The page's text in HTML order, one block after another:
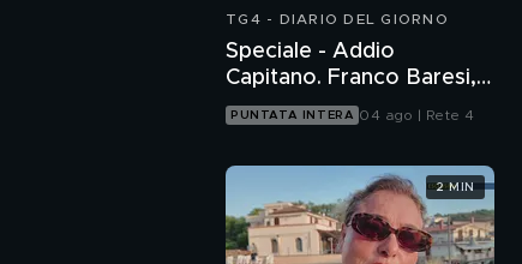
TG4 - DIARIO DEL GIORNO
Speciale - Addio
Capitano. Franco Baresi,
un grande italiano
PUNTATA INTERA 04 ago | Rete 4
2 MIN